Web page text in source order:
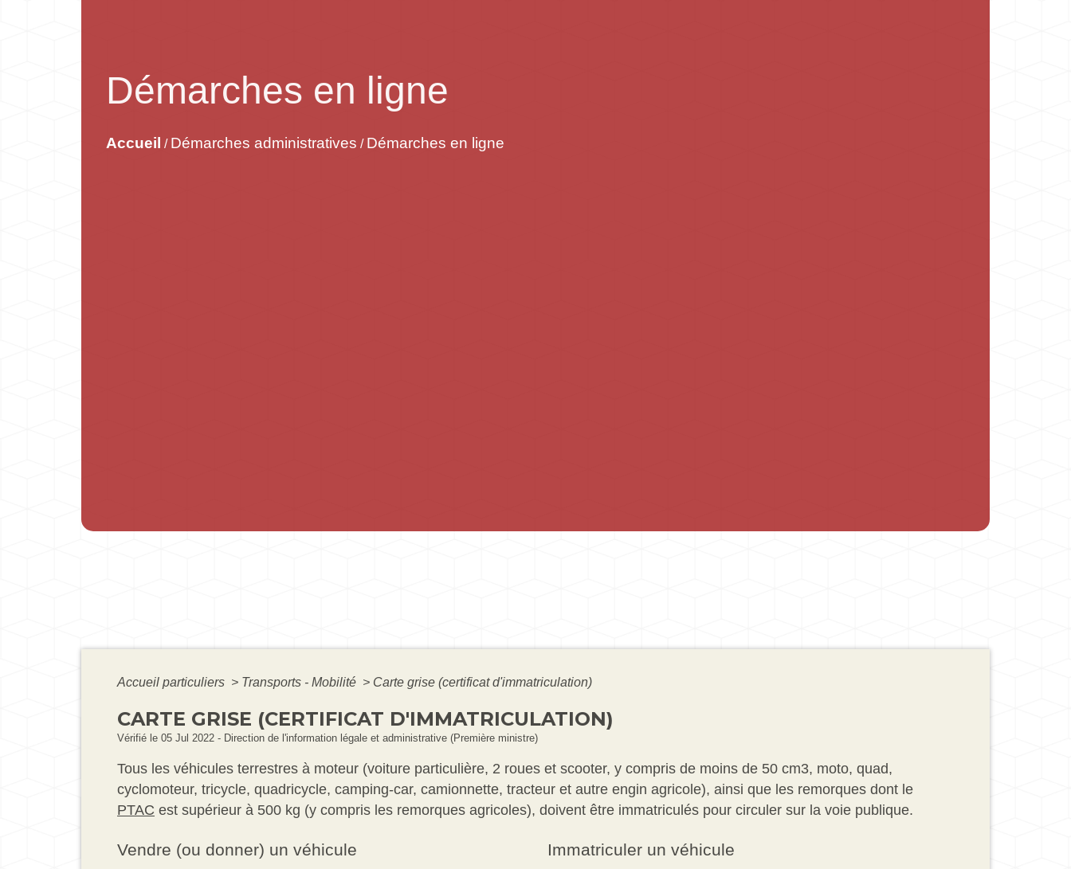
Démarches en ligne
Accueil / Démarches administratives / Démarches en ligne
Accueil particuliers > Transports - Mobilité > Carte grise (certificat d'immatriculation)
CARTE GRISE (CERTIFICAT D'IMMATRICULATION)
Vérifié le 05 Jul 2022 - Direction de l'information légale et administrative (Première ministre)
Tous les véhicules terrestres à moteur (voiture particulière, 2 roues et scooter, y compris de moins de 50 cm3, moto, quad,
cyclomoteur, tricycle, quadricycle, camping-car, camionnette, tracteur et autre engin agricole), ainsi que les remorques dont le
PTAC est supérieur à 500 kg (y compris les remorques agricoles), doivent être immatriculés pour circuler sur la voie publique.
Vendre (ou donner) un véhicule Immatriculer un véhicule